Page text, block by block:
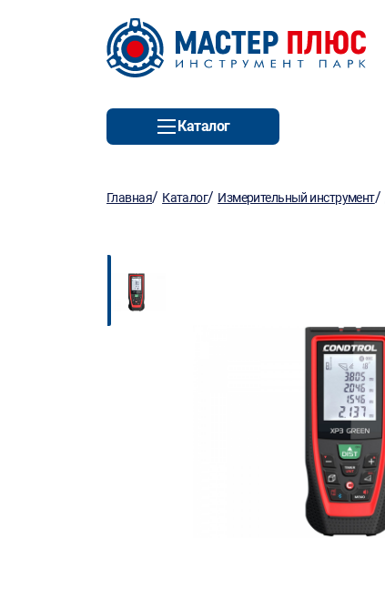
Каталог
Главная/ Каталог/ Измерительный инструмент/